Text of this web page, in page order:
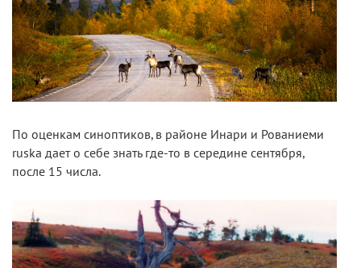
По оценкам синоптиков, в районе Инари и Рованиеми
ruska дает о себе знать где-то в середине сентября,
после 15 числа.